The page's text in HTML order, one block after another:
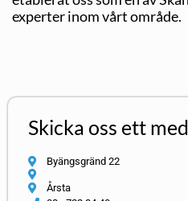
experter inom vårt område.
Skicka oss ett
Byängsgränd 22
Årsta